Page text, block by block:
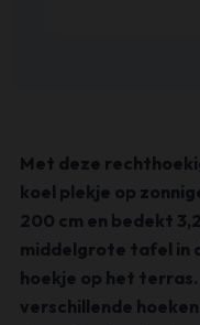
Met deze
koel plekje op
200 cm en bedekt
middelgrote tafel in
hoekje op het terras.
verschillende